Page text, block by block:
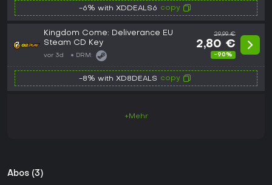
-6% with XDDEALS6 copy
Kingdom Come: Deliverance EU
Steam CD Key
vor 3d DRM:
29,99 €
2,80 €
-90%
-8% with XD8DEALS copy
+Mehr
Abos (3)